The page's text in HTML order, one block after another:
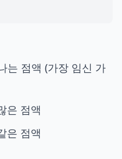
는 점액 (가장 임신 가
은 점액
은 점액